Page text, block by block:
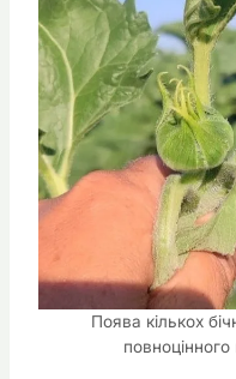
Поява кількох